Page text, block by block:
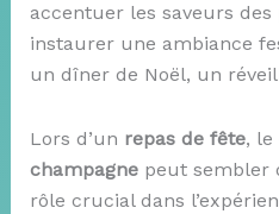
accentuer les saveurs des
instaurer une ambiance
un dîner de Noël, un
Lors d’un repas de fête, le
champagnepeut sembler
rôle crucial dans